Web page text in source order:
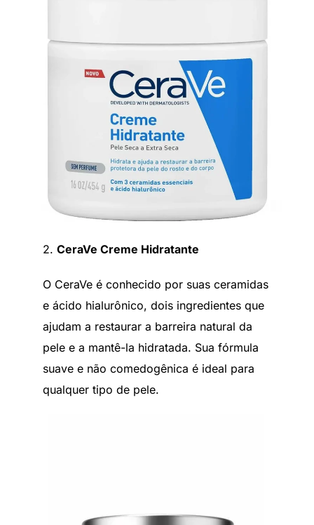
2.CeraVe Creme Hidratante
O CeraVe é conhecido por suas ceramidas
e ácido hialurônico, dois ingredientes que
ajudam a restaurar a barreira natural da
pele e a mantê-la hidratada. Sua fórmula
suave e não comedogênica é ideal para
qualquer tipo de pele.